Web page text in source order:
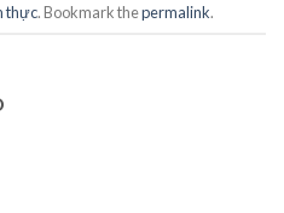
thực. Bookmark thepermalink.